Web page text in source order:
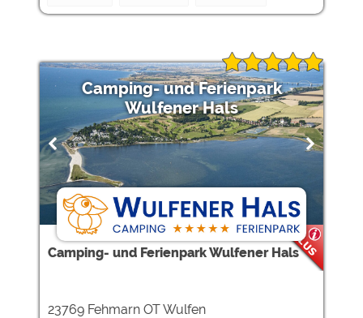
Camping- und Ferienpark
Wulfener Hals
Camping- und Ferienpark Wulfener Hals
23769 Fehmarn OT Wulfen